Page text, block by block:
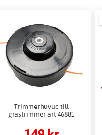
Trimmerhuvud till
grästrimmer art 46881